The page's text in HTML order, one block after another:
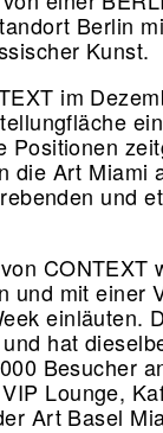
Berlin
Kunst.
im
die Art Miami
und
CONTEXT
und mit einer
einläuten.
hat
Besucher
Lounge,
Art Basel